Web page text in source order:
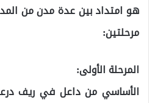
هو امتداد بين عدة مدن من
مرحلتين:
المرحلة الأولى:
الأساسي من داعل في ريف